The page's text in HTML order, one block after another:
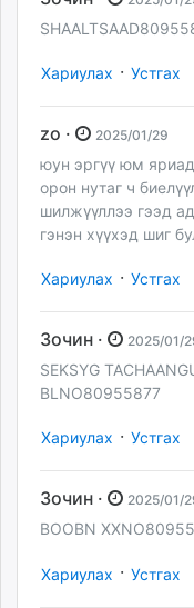
Хариулах · Устгах
zo · 2025/01/29
юун эргүү юм яриад
орон нутаг ч
шилжүүллээ гээд
гэнэн хүүхэд шиг
Хариулах · Устгах
Зочин · 2025/01/
SEKSYG
BLNO80955877
Хариулах · Устгах
Зочин · 2025/01/
BOOBN
Хариулах · Устгах